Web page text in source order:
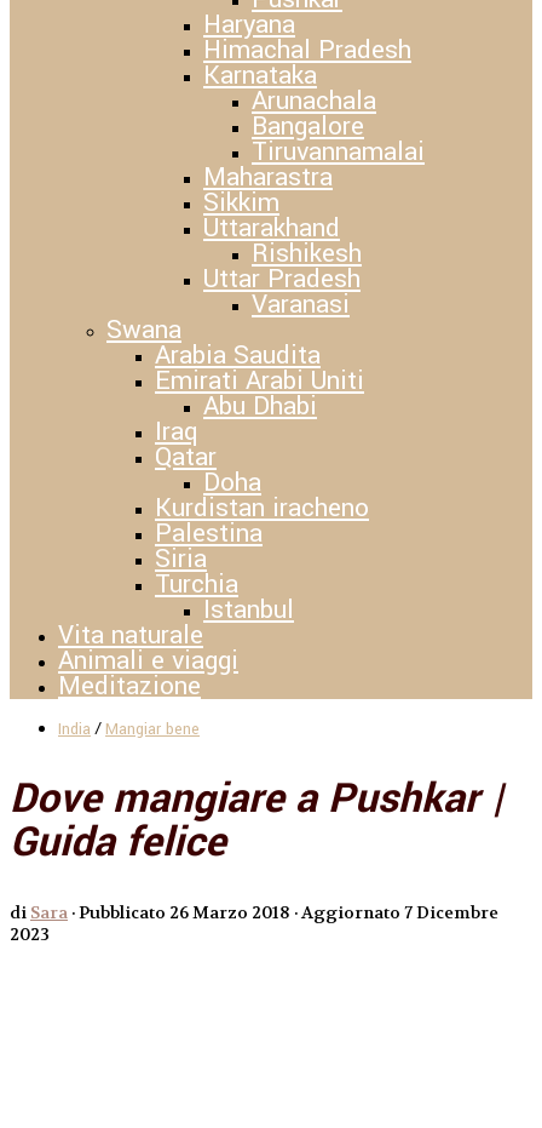
Haryana
Himachal Pradesh
Karnataka
Arunachala
Bangalore
Tiruvannamalai
Maharastra
Sikkim
Uttarakhand
Rishikesh
Uttar Pradesh
Varanasi
Swana
Arabia Saudita
Emirati Arabi Uniti
Abu Dhabi
Iraq
Qatar
Doha
Kurdistan iracheno
Palestina
Siria
Turchia
Istanbul
Vita naturale
Animali e viaggi
Meditazione
India / Mangiar bene
Dove mangiare a Pushkar |
Guida felice
di Sara · Pubblicato 26 Marzo 2018 · Aggiornato 7 Dicembre
2023